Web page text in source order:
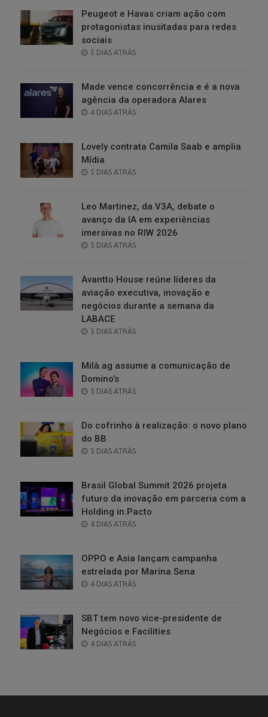
Peugeot e Havas criam ação com
protagonistas inusitadas para redes
sociais
POSTED
5 DIAS ATRÁS
Made vence concorrência e é a nova
agência da operadora Alares
POSTED
4 DIAS ATRÁS
Lovely contrata Camila Saab e amplia
Mídia
POSTED
5 DIAS ATRÁS
Leo Martinez, da V3A, debate o
avanço da IA em experiências
imersivas no RIW 2026
POSTED
5 DIAS ATRÁS
Avantto House reúne líderes da
aviação executiva, inovação e
negócios durante a semana da
LABACE
POSTED
5 DIAS ATRÁS
Milà.ag assume a comunicação de
Domino’s
POSTED
5 DIAS ATRÁS
Do cofrinho à realização: o novo plano
do BB
POSTED
5 DIAS ATRÁS
Brasil Global Summit 2026 projeta
futuro da inovação em parceria com a
Holding in.Pacto
POSTED
4 DIAS ATRÁS
OPPO e Asia lançam campanha
estrelada por Marina Sena
POSTED
4 DIAS ATRÁS
SBT tem novo vice-presidente de
Negócios e Facilities
POSTED
4 DIAS ATRÁS